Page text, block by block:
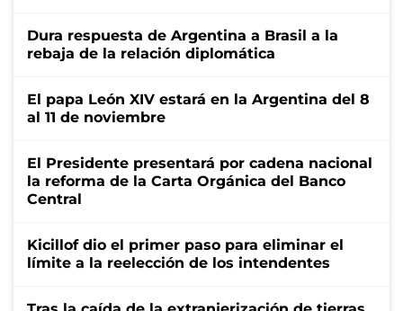
Dura respuesta de Argentina a Brasil a la
rebaja de la relación diplomática
El papa León XIV estará en la Argentina del 8
al 11 de noviembre
El Presidente presentará por cadena nacional
la reforma de la Carta Orgánica del Banco
Central
Kicillof dio el primer paso para eliminar el
límite a la reelección de los intendentes